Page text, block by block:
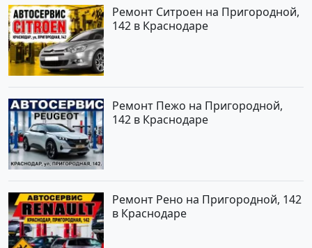
Ремонт Ситроен на Пригородной,
142 в Краснодаре
Ремонт Пежо на Пригородной,
142 в Краснодаре
Ремонт Рено на Пригородной, 142
в Краснодаре